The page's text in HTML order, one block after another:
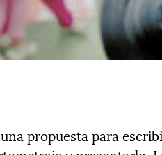
propuesta para